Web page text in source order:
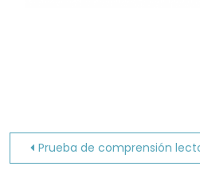
Navegación
Prueba de comprensión